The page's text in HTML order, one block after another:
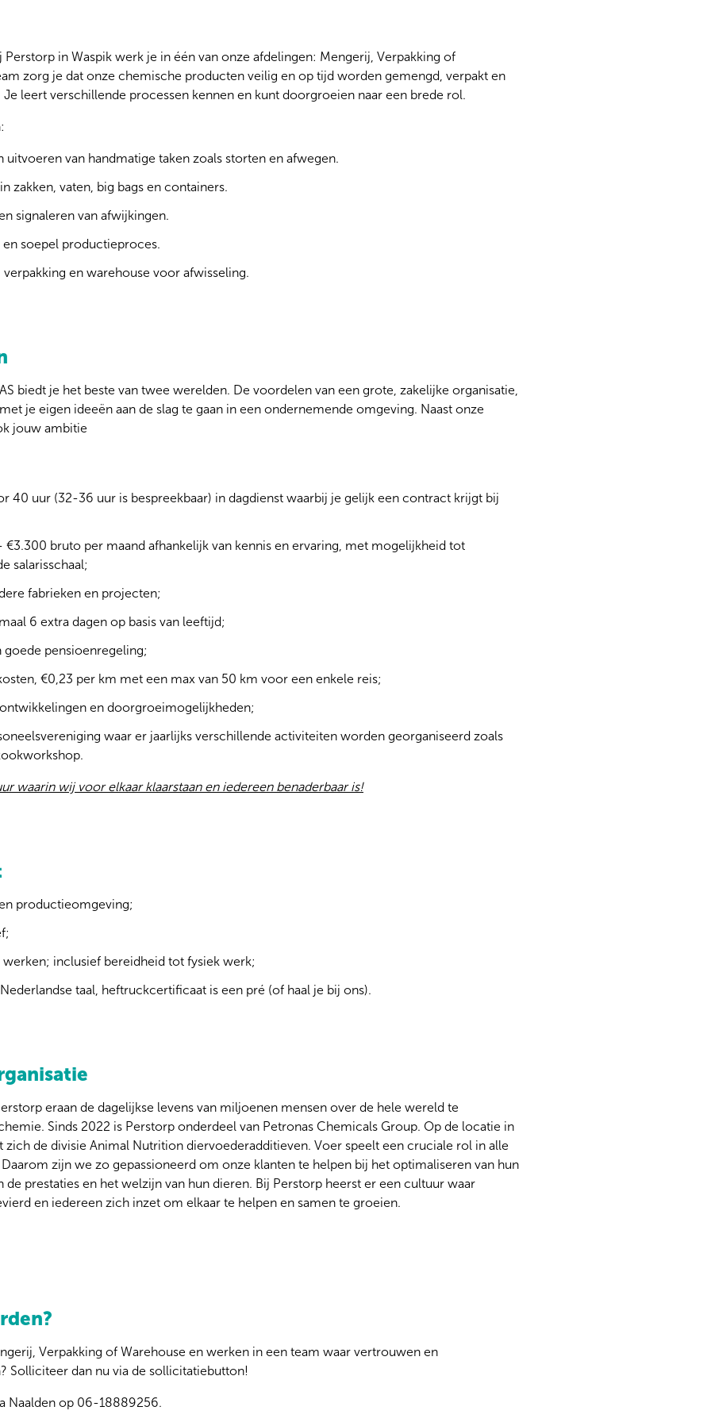
in Waspik werk je in één van onze afdelingen: Mengerij, Verpakking of
zorg je dat onze chemische producten veilig en op tijd worden gemengd, verpakt en
leert verschillende processen kennen en kunt doorgroeien naar een brede rol.
uitvoeren van handmatige taken zoals storten en afwegen.
zakken, vaten, big bags en containers.
signaleren van afwijkingen.
soepel productieproces.
en warehouse voor afwisseling.
biedt je het beste van twee werelden. De voordelen van een grote, zakelijke organisatie,
je eigen ideeën aan de slag te gaan in een ondernemende omgeving. Naast onze
jouw ambitie
40 uur (32-36 uur is bespreekbaar) in dagdienst waarbij je gelijk een contract krijgt bij
€3.300 bruto per maand afhankelijk van kennis en ervaring, met mogelijkheid tot
salarisschaal;
fabrieken en projecten;
6 extra dagen op basis van leeftijd;
goede pensioenregeling;
€0,23 per km met een max van 50 km voor een enkele reis;
en doorgroeimogelijkheden;
waar er jaarlijks verschillende activiteiten worden georganiseerd zoals
waarin wij voor elkaar klaarstaan en iedereen benaderbaar is!
productieomgeving;
inclusief bereidheid tot fysiek werk;
taal, heftruckcertificaat is een pré (of haal je bij ons).
eraan de dagelijkse levens van miljoenen mensen over de hele wereld te
Sinds 2022 is Perstorp onderdeel van Petronas Chemicals Group. Op de locatie in
zich de divisie Animal Nutrition diervoederadditieven. Voer speelt een cruciale rol in alle
zijn we zo gepassioneerd om onze klanten te helpen bij het optimaliseren van hun
prestaties en het welzijn van hun dieren. Bij Perstorp heerst er een cultuur waar
en iedereen zich inzet om elkaar te helpen en samen te groeien.
Verpakking of Warehouse en werken in een team waar vertrouwen en
Solliciteer dan nu via de sollicitatiebutton!
Naalden op 06-18889256.